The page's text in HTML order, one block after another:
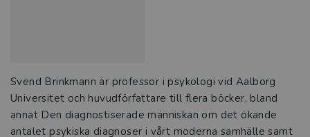
Svend Brinkmann är professor i psykologi vid Aalborg
Universitet och huvudförfattare till flera böcker, bland
annat Den diagnostiserade människan om det ökande
antalet psykiska diagnoser i vårt moderna samhälle samt